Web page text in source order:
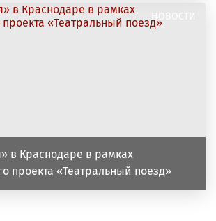
в Краснодаре в рамках
проекта «Театральный поезд»